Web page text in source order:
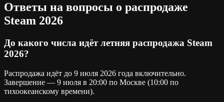
Ответы на вопросы о распродаже
Steam 2026
До какого числа идёт летняя распродажа Steam
2026?
Распродажа идёт до 9 июля 2026 года включительно.
Завершение — 9 июля в 20:00 по Москве (10:00 по
тихоокеанскому времени).